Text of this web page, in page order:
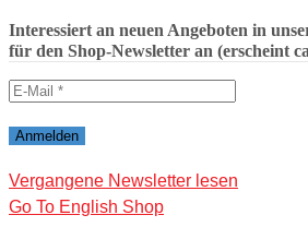
Interessiert an neuen Angeboten in
für den Shop-Newsletter an (erscheint
Vergangene Newsletter lesen
Go To English Shop